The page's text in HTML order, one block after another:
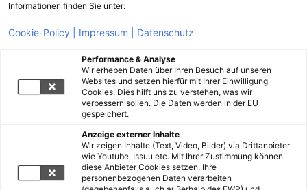
Informationen finden Sie unter:
Cookie-Policy | Impressum | Datenschutz
Performance & Analyse
Wir erheben Daten über Ihren Besuch auf unseren
Websites und setzen hierfür mit Ihrer Einwilligung
Cookies. Dies hilft uns zu verstehen, was wir
verbessern sollen. Die Daten werden in der EU
gespeichert.
Anzeige externer Inhalte
Wir zeigen Inhalte (Text, Video, Bilder) via Drittanbieter
wie Youtube, Issuu etc. Mit Ihrer Zustimmung können
diese Anbieter Cookies setzen, Ihre
personenbezogenen Daten verarbeiten